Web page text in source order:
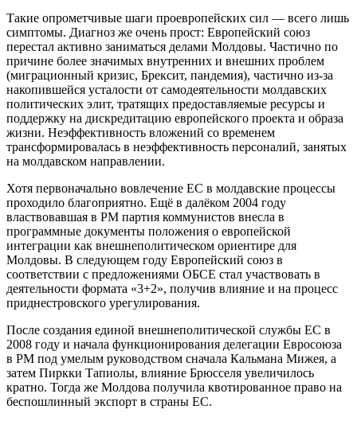
Такие опрометчивые шаги проевропейских сил — всего лишь
симптомы. Диагноз же очень прост: Европейский союз
перестал активно заниматься делами Молдовы. Частично по
причине более значимых внутренних и внешних проблем
(миграционный кризис, Брексит, пандемия), частично из-за
накопившейся усталости от самодеятельности молдавских
политических элит, тратящих предоставляемые ресурсы и
поддержку на дискредитацию европейского проекта и образа
жизни. Неэффективность вложений со временем
трансформировалась в неэффективность персоналий, занятых
на молдавском направлении.
Хотя первоначально вовлечение ЕС в молдавские процессы
проходило благоприятно. Ещё в далёком 2004 году
властвовавшая в РМ партия коммунистов внесла в
программные документы положения о европейской
интеграции как внешнеполитическом ориентире для
Молдовы. В следующем году Европейский союз в
соответствии с предложениями ОБСЕ стал участвовать в
деятельности формата «3+2», получив влияние и на процесс
приднестровского урегулирования.
После создания единой внешнеполитической службы ЕС в
2008 году и начала функционирования делегации Евросоюза
в РМ под умелым руководством сначала Кальмана Мижея, а
затем Пиркки Тапиолы, влияние Брюсселя увеличилось
кратно. Тогда же Молдова получила квотированное право на
беспошлинный экспорт в страны ЕС.